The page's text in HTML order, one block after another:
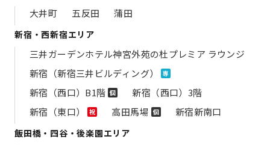
大井町 五反田 蒲田
新宿・西新宿エリア
三井ガーデンホテル神宮外苑の​杜プレミア ラウンジ
新宿（新宿三井ビルディング）
専
新宿（西口）B1階 個
新宿（西口）3階
新宿（東口）
祝 高田馬場 個 新宿新南口
飯田橋・四谷・後楽園エリア